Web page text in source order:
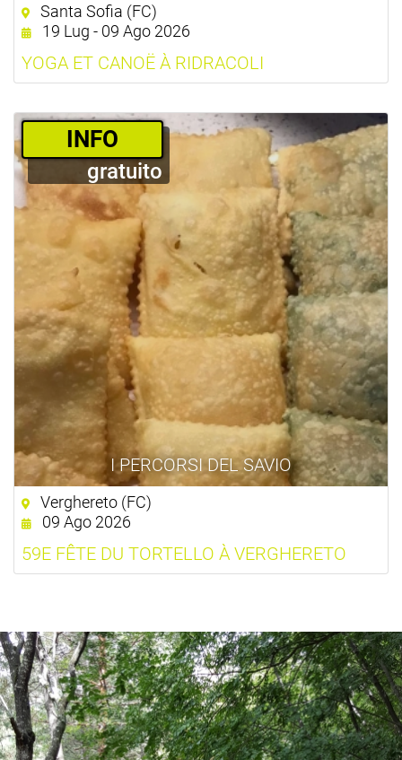
Santa Sofia (FC)
19 Lug - 09 Ago 2026
YOGA ET CANOË À RIDRACOLI
I PERCORSI DEL SAVIO
­INFO
gratuito
Verghereto (FC)
09 Ago 2026
59E FÊTE DU TORTELLO À VERGHERETO